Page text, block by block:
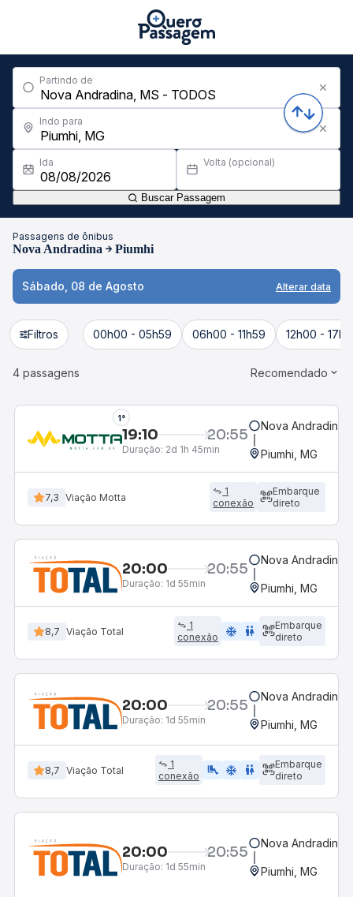
Partindo de
Indo para
Ida Volta (opcional)
Buscar Passagem
Passagens de ônibus
Nova Andradina Piumhi
Sábado, 08 de Agosto Alterar data
Filtros 00h00 - 05h59 06h00 - 11h59 12h00 -
4 passagens Recomendado
1°
19:10 20:55
Duração: 2d 1h 45min
Nova Andradina,
Piumhi, MG
7,3 Viação Motta
1
conexão
Embarque
direto
20:00 20:55
Duração: 1d 55min
Nova Andradina,
Piumhi, MG
8,7 Viação Total
1
conexão
ac_unit wc
Embarque
direto
20:00 20:55
Duração: 1d 55min
Nova Andradina,
Piumhi, MG
8,7 Viação Total
1
conexão
airline_seat_legroom_extra ac_unit wc
Embarque
direto
20:00 20:55
Duração: 1d 55min
Nova Andradina,
Piumhi, MG